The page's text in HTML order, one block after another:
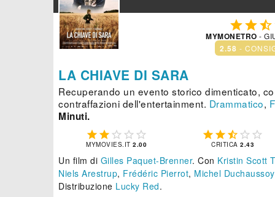

MYMONETRO -
2.58 -
LA CHIAVE DI SARA
Recuperando un evento storico dimenticato,
contraffazioni dell'entertainment. Drammatico,
Minuti.
    
MYMOVIES.IT2.00
    
CRITICA2.43
Un film di Gilles Paquet-Brenner. Con Kristin Scott
Niels Arestrup, Frédéric Pierrot, Michel Duchaussoy
Distribuzione Lucky Red.